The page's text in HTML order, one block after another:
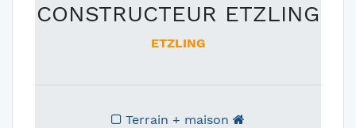
CONSTRUCTEUR ETZLING
ETZLING
Terrain + maison